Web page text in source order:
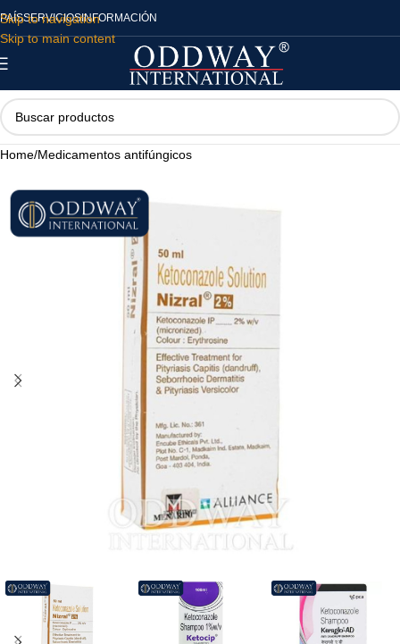
Skip to navigation
Skip to main content
PAÍSSERVICIOSINFORMACIÓN
Home/Medicamentos antifúngicos